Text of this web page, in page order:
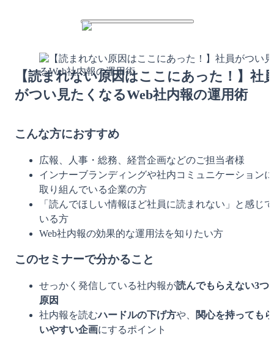
【読まれない原因はここにあった！】社
がつい見たくなるWeb社内報の運用術
こんな方におすすめ
広報、人事・総務、経営企画などのご担当者様
インナーブランディングや社内コミュニケーションに
取り組んでいる企業の方
「読んでほしい情報ほど社員に読まれない」と感じて
いる方
Web社内報の効果的な運用法を知りたい方
このセミナーで分かること
せっかく発信している社内報が読んでもらえない3つ
原因
社内報を読むハードルの下げ方や、
関心を持ってもら
いやすい企画にするポイント